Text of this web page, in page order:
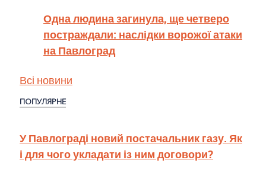
Одна людина загинула, ще четверо
постраждали: наслідки ворожої атаки
на Павлоград
Всі новини
ПОПУЛЯРНЕ
У Павлограді новий постачальник газу. Як
і для чого укладати із ним договори?